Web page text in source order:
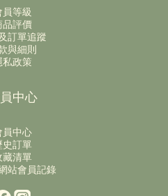
員等級
品評價
訂單追蹤
與細則
私政策
中心
員中心
史訂單
藏清單
站會員記錄